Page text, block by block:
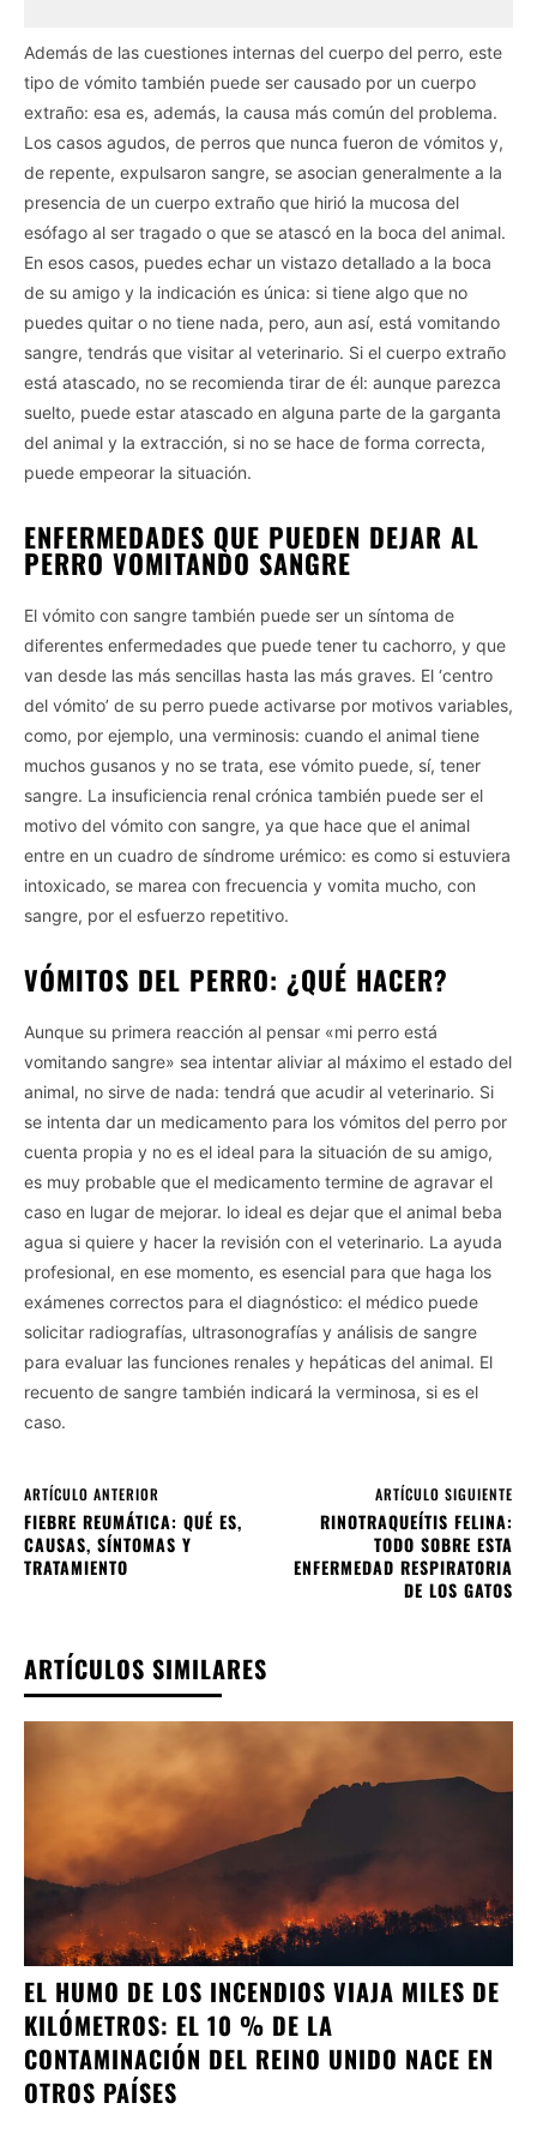
Además de las cuestiones internas del cuerpo del perro, este
tipo de vómito también puede ser causado por un cuerpo
extraño: esa es, además, la causa más común del problema.
Los casos agudos, de perros que nunca fueron de vómitos y,
de repente, expulsaron sangre, se asocian generalmente a la
presencia de un cuerpo extraño que hirió la mucosa del
esófago al ser tragado o que se atascó en la boca del animal.
En esos casos, puedes echar un vistazo detallado a la boca
de su amigo y la indicación es única: si tiene algo que no
puedes quitar o no tiene nada, pero, aun así, está vomitando
sangre, tendrás que visitar al veterinario. Si el cuerpo extraño
está atascado, no se recomienda tirar de él: aunque parezca
suelto, puede estar atascado en alguna parte de la garganta
del animal y la extracción, si no se hace de forma correcta,
puede empeorar la situación.
ENFERMEDADES QUE PUEDEN DEJAR AL
PERRO VOMITANDO SANGRE
El vómito con sangre también puede ser un síntoma de
diferentes enfermedades que puede tener tu cachorro, y que
van desde las más sencillas hasta las más graves. El ‘centro
del vómito’ de su perro puede activarse por motivos variables,
como, por ejemplo, una verminosis: cuando el animal tiene
muchos gusanos y no se trata, ese vómito puede, sí, tener
sangre. La insuficiencia renal crónica también puede ser el
motivo del vómito con sangre, ya que hace que el animal
entre en un cuadro de síndrome urémico: es como si estuviera
intoxicado, se marea con frecuencia y vomita mucho, con
sangre, por el esfuerzo repetitivo.
VÓMITOS DEL PERRO: ¿QUÉ HACER?
Aunque su primera reacción al pensar «mi perro está
vomitando sangre» sea intentar aliviar al máximo el estado del
animal, no sirve de nada: tendrá que acudir al veterinario. Si
se intenta dar un medicamento para los vómitos del perro por
cuenta propia y no es el ideal para la situación de su amigo,
es muy probable que el medicamento termine de agravar el
caso en lugar de mejorar. lo ideal es dejar que el animal beba
agua si quiere y hacer la revisión con el veterinario. La ayuda
profesional, en ese momento, es esencial para que haga los
exámenes correctos para el diagnóstico: el médico puede
solicitar radiografías, ultrasonografías y análisis de sangre
para evaluar las funciones renales y hepáticas del animal. El
recuento de sangre también indicará la verminosa, si es el
caso.
ARTÍCULO ANTERIOR
FIEBRE REUMÁTICA: QUÉ ES,
CAUSAS, SÍNTOMAS Y
TRATAMIENTO
ARTÍCULO SIGUIENTE
RINOTRAQUEÍTIS FELINA:
TODO SOBRE ESTA
ENFERMEDAD RESPIRATORIA
DE LOS GATOS
ARTÍCULOS SIMILARES
EL HUMO DE LOS INCENDIOS VIAJA MILES DE
KILÓMETROS: EL 10 % DE LA
CONTAMINACIÓN DEL REINO UNIDO NACE EN
OTROS PAÍSES